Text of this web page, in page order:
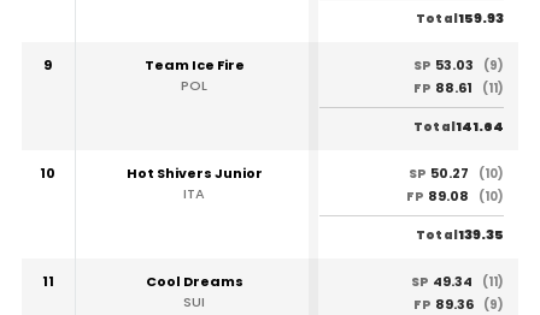
Total159.93
9
Team Ice Fire
POL
SP 53.03
(9)
FP 88.61 (11)
Total141.64
10
Hot Shivers Junior
ITA
SP 50.27
(10)
FP 89.08 (10)
Total139.35
11
Cool Dreams
SUI
SP 49.34
(11)
FP 89.36 (9)